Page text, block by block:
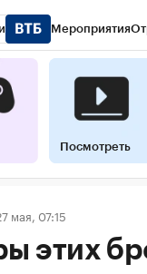
Мероприятия
Посмотреть
мая, 07:15
этих